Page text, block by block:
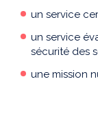
un service
un service
sécurité des
une mission